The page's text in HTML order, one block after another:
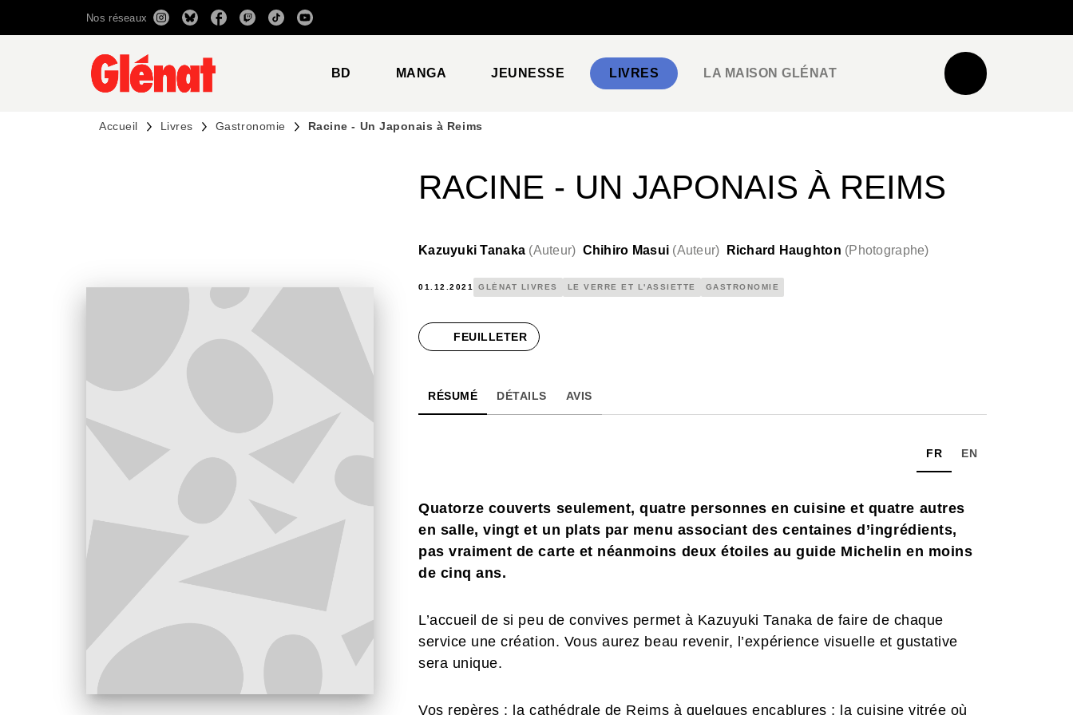
RECHERCHE CONTENU
Nos réseaux
BD MANGA JEUNESSE LIVRES LA MAISON GLÉNAT
Accueil Livres Gastronomie Racine - Un Japonais à Reims
RACINE - UN JAPONAIS À REIMS
Kazuyuki Tanaka (Auteur) Chihiro Masui (Auteur) Richard Haughton (Photographe)
01.12.2021 GLÉNAT LIVRES LE VERRE ET L'ASSIETTE GASTRONOMIE
FEUILLETER
RÉSUMÉ DÉTAILS AVIS
FR EN
Quatorze couverts seulement, quatre personnes en cuisine et quatre autres
en salle, vingt et un plats par menu associant des centaines d’ingrédients,
pas vraiment de carte et néanmoins deux étoiles au guide Michelin en moins
de cinq ans.
L’accueil de si peu de convives permet à Kazuyuki Tanaka de faire de chaque
service une création. Vous aurez beau revenir, l’expérience visuelle et gustative
sera unique.
Vos repères : la cathédrale de Reims à quelques encablures ; la cuisine vitrée où